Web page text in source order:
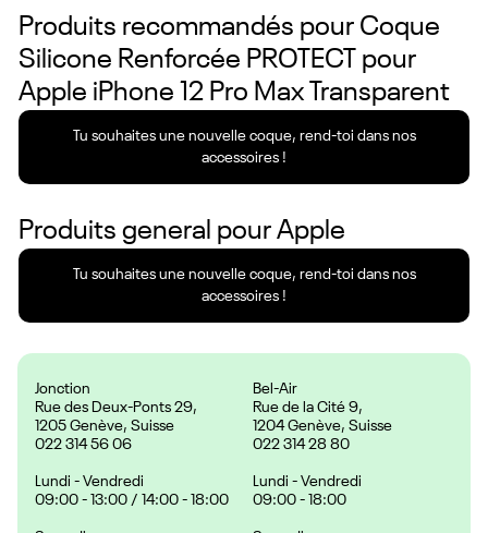
Produits recommandés pour Coque
Silicone Renforcée PROTECT pour
Apple iPhone 12 Pro Max Transparent
Tu souhaites une nouvelle coque, rend-toi dans nos
accessoires !
Produits general pour Apple
Tu souhaites une nouvelle coque, rend-toi dans nos
accessoires !
Jonction
Rue des Deux-Ponts 29,
1205 Genève, Suisse
022 314 56 06
Lundi - Vendredi
09:00 - 13:00 / 14:00 - 18:00
Bel-Air
Rue de la Cité 9,
1204 Genève, Suisse
022 314 28 80
Lundi - Vendredi
09:00 - 18:00